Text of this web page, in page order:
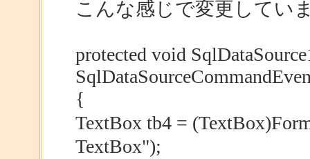
こんな感じで変更してい
protected void
{
TextBox tb4 =
TextBox");